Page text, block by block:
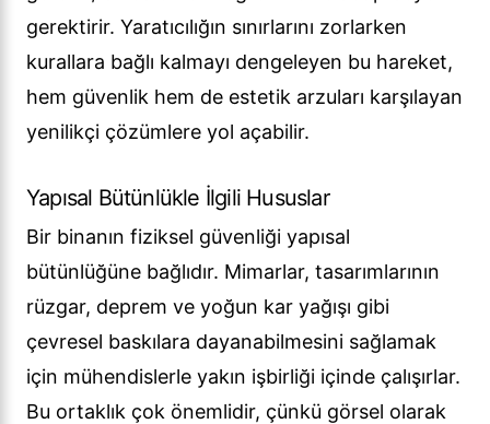
gerektirir. Yaratıcılığın sınırlarını zorlarken
kurallara bağlı kalmayı dengeleyen bu hareket,
hem güvenlik hem de estetik arzuları karşılayan
yenilikçi çözümlere yol açabilir.
Yapısal Bütünlükle İlgili Hususlar
Bir binanın fiziksel güvenliği yapısal
bütünlüğüne bağlıdır. Mimarlar, tasarımlarının
rüzgar, deprem ve yoğun kar yağışı gibi
çevresel baskılara dayanabilmesini sağlamak
için mühendislerle yakın işbirliği içinde çalışırlar.
Bu ortaklık çok önemlidir, çünkü görsel olarak